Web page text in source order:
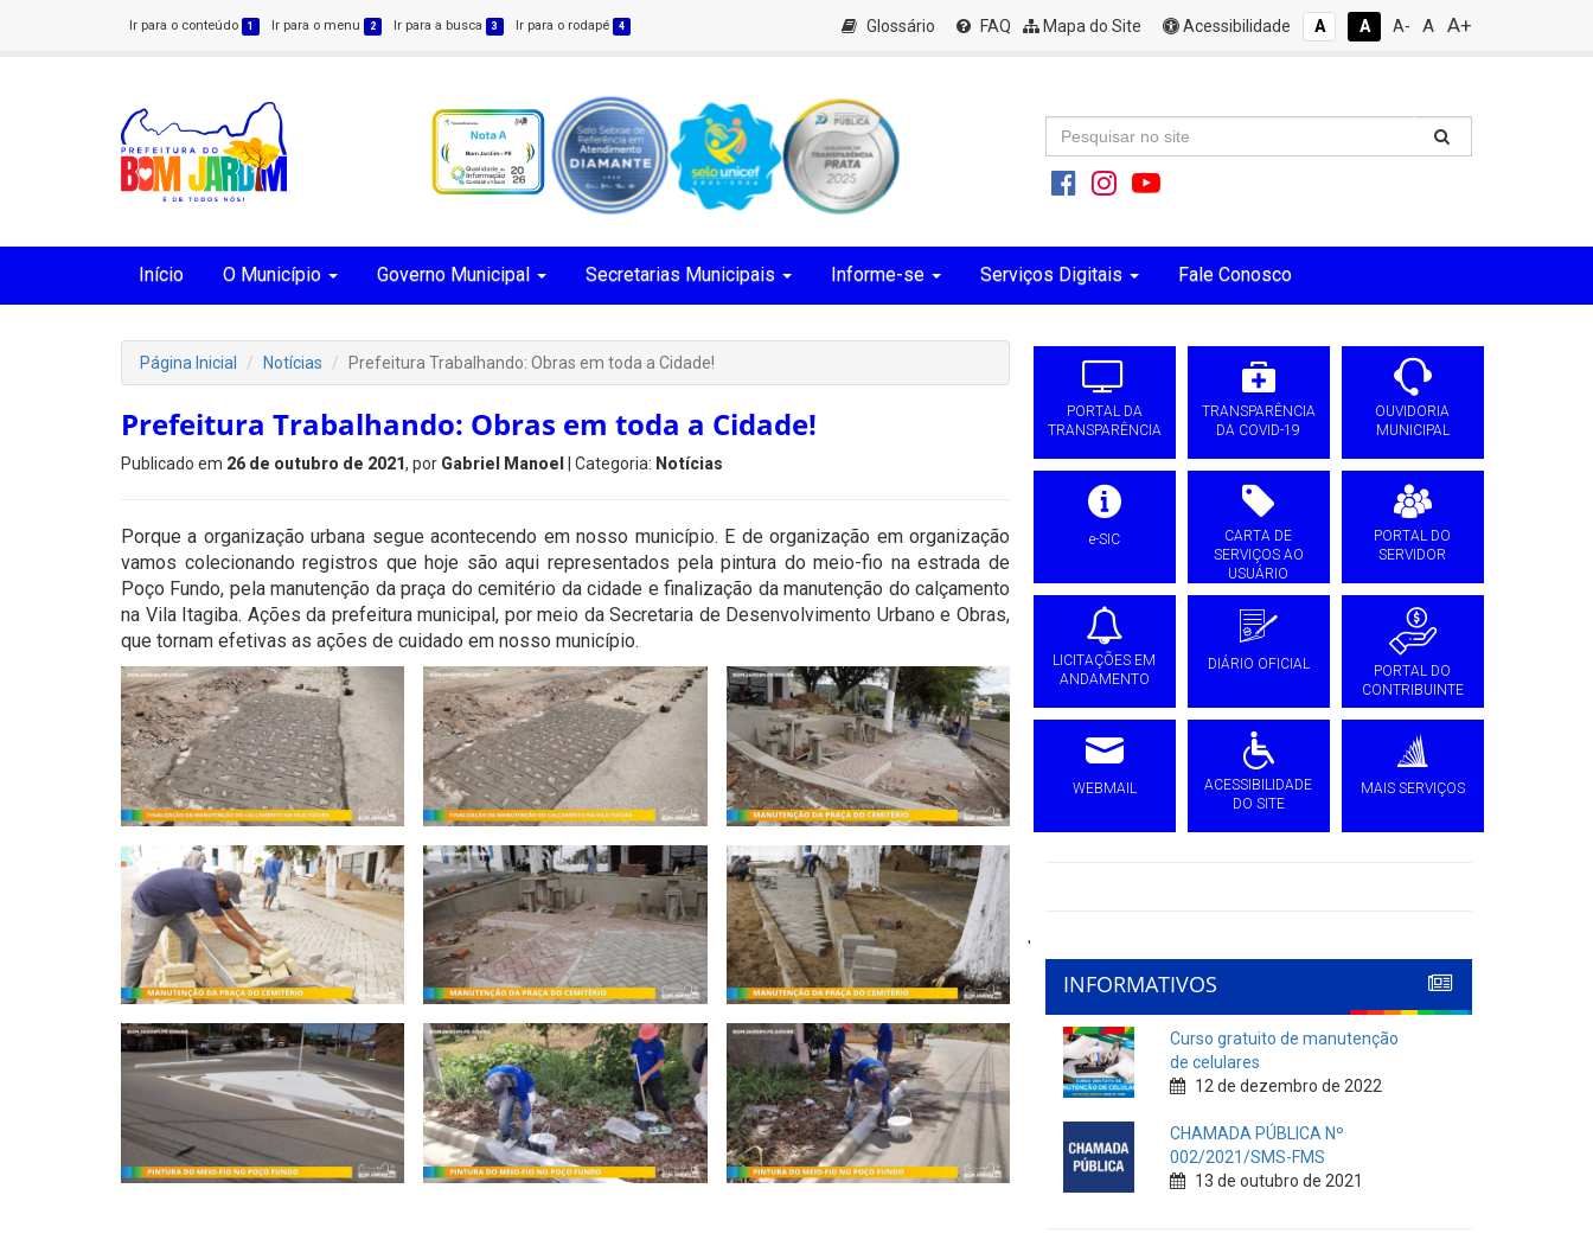
Ir para o conteúdo 1 Ir para o menu 2 Ir para a busca 3 Ir para o rodapé 4 Glossário FAQ Mapa do Site Acessibilidade A A A- A A+
Início O Município Governo Municipal Secretarias Municipais Informe-se Serviços Digitais Fale Conosco
Página Inicial Notícias Prefeitura Trabalhando: Obras em toda a Cidade!
Prefeitura Trabalhando: Obras em toda a Cidade!
Publicado em 26 de outubro de 2021, por Gabriel Manoel | Categoria: Notícias
Porque a organização urbana segue acontecendo em nosso município. E de organização em organização
vamos colecionando registros que hoje são aqui representados pela pintura do meio-fio na estrada de
Poço Fundo, pela manutenção da praça do cemitério da cidade e finalização da manutenção do calçamento
na Vila Itagiba. Ações da prefeitura municipal, por meio da Secretaria de Desenvolvimento Urbano e Obras,
que tornam efetivas as ações de cuidado em nosso município.
PORTAL DA
TRANSPARÊNCIA
TRANSPARÊNCIA
DA COVID-19
OUVIDORIA
MUNICIPAL
e-SIC
CARTA DE
SERVIÇOS AO
USUÁRIO
PORTAL DO
SERVIDOR
LICITAÇÕES EM
ANDAMENTO
DIÁRIO OFICIAL
PORTAL DO
CONTRIBUINTE
WEBMAIL
ACESSIBILIDADE
DO SITE
MAIS SERVIÇOS
'
INFORMATIVOS
Curso gratuito de manutenção
de celulares
12 de dezembro de 2022
CHAMADA PÚBLICA Nº
002/2021/SMS-FMS
13 de outubro de 2021